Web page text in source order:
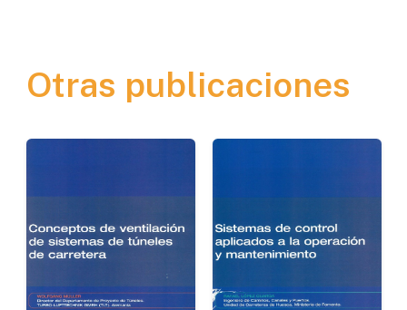
Frío
con
Otras publicaciones